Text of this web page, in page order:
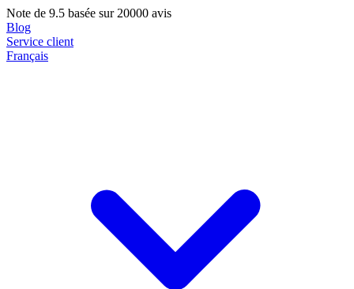
Note de 9.5 basée sur 20000 avis
Blog
Service client
Français